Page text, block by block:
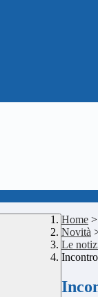
Home >
Novità
Le